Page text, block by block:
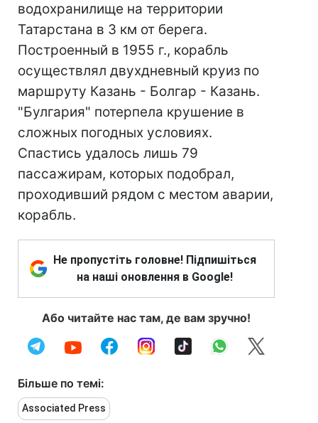
водохранилище на территории
Татарстана в 3 км от берега.
Построенный в 1955 г., корабль
осуществлял двухдневный круиз по
маршруту Казань - Болгар - Казань.
"Булгария" потерпела крушение в
сложных погодных условиях.
Спастись удалось лишь 79
пассажирам, которых подобрал,
проходивший рядом с местом аварии,
корабль.
Не пропустіть головне! Підпишіться
на наші оновлення в Google!
Або читайте нас там, де вам зручно!
Більше по темі:
Associated Press